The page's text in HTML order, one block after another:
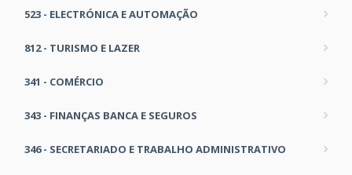
523 - ELECTRÓNICA E AUTOMAÇÃO
812 - TURISMO E LAZER
341 - COMÉRCIO
343 - FINANÇAS BANCA E SEGUROS
346 - SECRETARIADO E TRABALHO ADMINISTRATIVO